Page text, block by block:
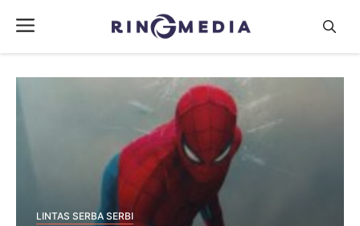
Menu
LINTAS SERBA SERBI